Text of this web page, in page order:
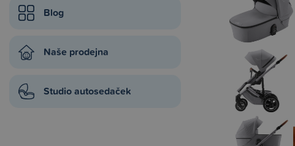
Blog
Naše prodejna
Studio autosedaček